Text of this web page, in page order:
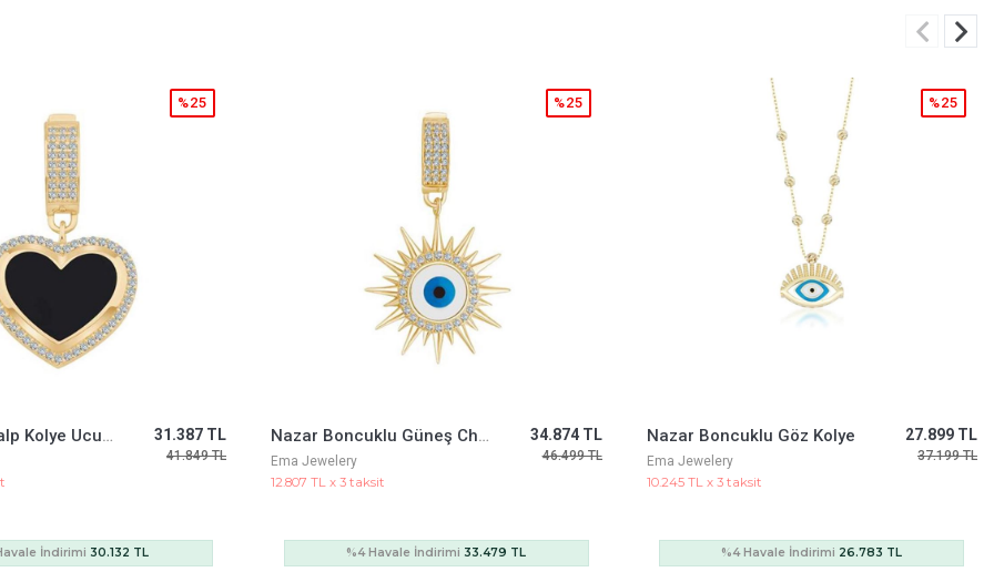
Nazar Boncuklu Güneş Charm 34.874 TL
46.499 TL
%25
İndirimi 33.479 TL
Nazar Boncuklu Göz Kolye
Ema Jewelery
10.245 TL x 3 taksit
27.899 TL
37.199 TL
%25
%4 Havale İndirimi 26.783 TL
Altın Anahtar Kolye
Cetaş Jewelery
23.908 TL x 3 taksit
65.102 TL
68.817 TL
%5
%4 Havale İndirimi 62.498 TL